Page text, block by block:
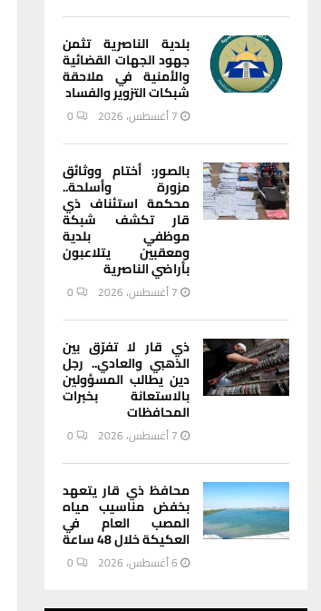
بلدية الناصرية تثمن
جهود الجهات القضائية
والأمنية في ملاحقة
شبكات التزوير والفساد
7 أغسطس، 2026 0
بالصور: أختام ووثائق
مزورة وأسلحة..
محكمة استئناف ذي
قار تكشف شبكة
موظفي بلدية
ومعقبين يتلاعبون
بأراضي الناصرية
7 أغسطس، 2026 0
ذي قار لا تفرّق بين
الذهبي والعادي.. رجل
دين يطالب المسؤولين
بالاستعانة بخبرات
المحافظات
7 أغسطس، 2026 0
محافظ ذي قار يتعهد
بخفض مناسيب مياه
المصب العام في
العكيكة خلال 48 ساعة
6 أغسطس، 2026 0